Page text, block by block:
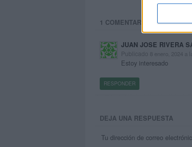
1 COMENTARIO
JUAN JOSE RIVERA
Publicado 8 enero, 2024 a
Estoy interesado
RESPONDER
DEJA UNA RESPUESTA
Tu dirección de correo